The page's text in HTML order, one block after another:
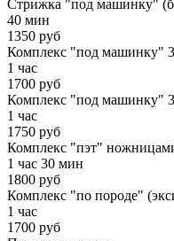
Стрижка "под машинку"
40 мин
1350 руб
Комплекс "под машинку"
1 час
1700 руб
Комплекс "под машинку"
1 час
1750 руб
Комплекс "пэт"
1 час 30 мин
1800 руб
Комплекс "по породе"
1 час
1700 руб